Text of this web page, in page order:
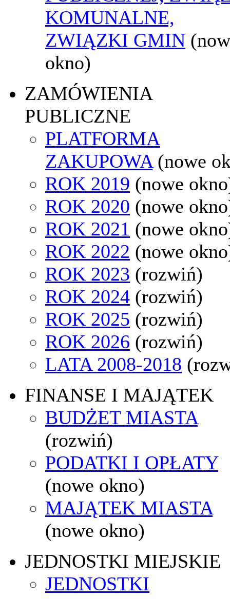
KOMUNALNE,
ZWIĄZKI GMIN
okno)
ZAMÓWIENIA
PUBLICZNE
PLATFORMA
ZAKUPOWA (nowe
ROK 2019 (nowe
ROK 2020 (nowe
ROK 2021 (nowe
ROK 2022 (nowe
ROK 2023 (rozwiń)
ROK 2024 (rozwiń)
ROK 2025 (rozwiń)
ROK 2026 (rozwiń)
LATA 2008-2018
FINANSE I MAJĄTEK
BUDŻET MIASTA
(rozwiń)
PODATKI I OPŁATY
(nowe okno)
MAJĄTEK MIASTA
(nowe okno)
JEDNOSTKI MIEJSKIE
JEDNOSTKI